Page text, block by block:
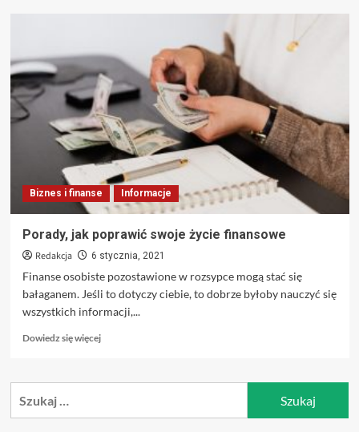
pomogą
Ci
z
Twoim
osobistym
budżetem
Biznes i finanse Informacje
Porady, jak poprawić swoje życie finansowe
Redakcja 6 stycznia, 2021
Finanse osobiste pozostawione w rozsypce mogą stać się
bałaganem. Jeśli to dotyczy ciebie, to dobrze byłoby nauczyć się
wszystkich informacji,...
Dowiedz się więcejDowiedz
o